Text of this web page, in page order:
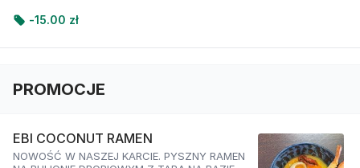
-15.00 zł
PROMOCJE
EBI COCONUT RAMEN
NOWOŚĆ W NASZEJ KARCIE. PYSZNY RAMEN